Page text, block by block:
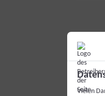
Vielen